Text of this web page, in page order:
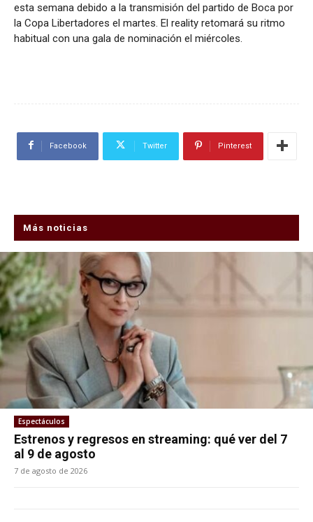
esta semana debido a la transmisión del partido de Boca por
la Copa Libertadores el martes. El reality retomará su ritmo
habitual con una gala de nominación el miércoles.
Facebook Twitter Pinterest
Más noticias
Espectáculos
Estrenos y regresos en streaming: qué ver del 7
al 9 de agosto
7 de agosto de 2026